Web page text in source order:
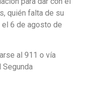
quién falta de su
6 de agosto de
al 911 o vía